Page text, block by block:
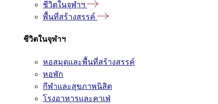
ชีวิตในจุฬาฯ
พื้นที่สร้างสรรค์
ชีวิตในจุฬาฯ
หอสมุดและพื้นที่สร้างสรรค์
หอพัก
กีฬาและสุขภาพนิสิต
โรงอาหารและคาเฟ่